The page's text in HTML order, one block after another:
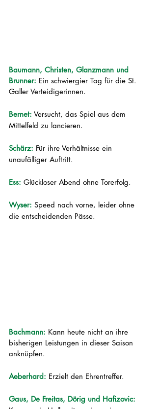
Baumann, Christen, Glanzmann und
Brunner: Ein schwiergier Tag für die St.
Galler Verteidigerinnen.
Bernet: Versucht, das Spiel aus dem
Mittelfeld zu lancieren.
Schärz: Für ihre Verhältnisse ein
unaufälliger Auftritt.
Ess: Glückloser Abend ohne Torerfolg.
Wyser: Speed nach vorne, leider ohne
die entscheidenden Pässe.
Bachmann: Kann heute nicht an ihre
bisherigen Leistungen in dieser Saison
anknüpfen.
Aeberhard: Erzielt den Ehrentreffer.
Gaus, De Freitas, Dörig und Hafizovic: